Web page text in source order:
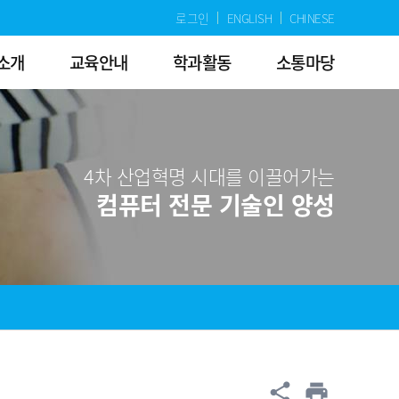
로그인 ENGLISH CHINESE
개 교육안내 학과활동 소통마당
4차 산업혁명 시대를 이끌어가는
컴퓨터 전문 기술인 양성
공유
share print